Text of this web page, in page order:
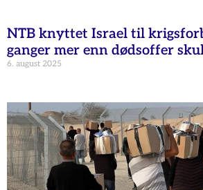
NTB knyttet Israel til
ganger mer enn dødsoffer
6. august 2025